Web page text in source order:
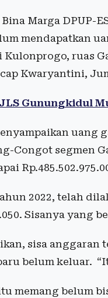
Marga DPUP-
mendapatkan
Kulonprogo, ruas
Kwaryantini,
Gunungkidul
uang
Congot segmen
2022, telah
Sisanya yang
sisa
belum keluar.
memang belum